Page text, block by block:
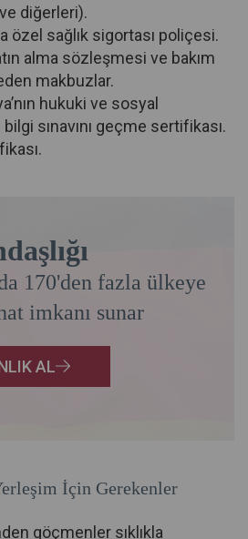
diğerleri).
özel sağlık sigortası poliçesi.
alma sözleşmesi ve bakım
makbuzlar.
hukuki ve sosyal
sınavını geçme sertifikası.
170'den fazla ülkeye
imkanı sunar
AL
İçin Gerekenler
göçmenler sıklıkla